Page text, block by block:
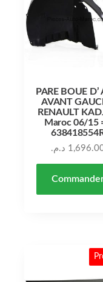
PARE BOUE D’
AVANT
RENAULT
Maroc 06/15
د.م.